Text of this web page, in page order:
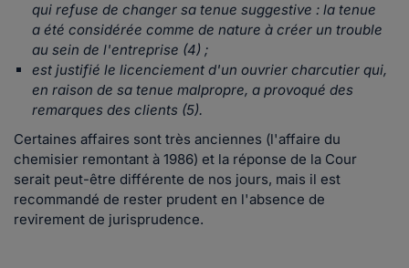
qui refuse de changer sa tenue suggestive : la tenue
a été considérée comme de nature à créer un trouble
au sein de l'entreprise (4) ;
est justifié le licenciement d'un ouvrier charcutier qui,
en raison de sa tenue malpropre, a provoqué des
remarques des clients (5).
Certaines affaires sont très anciennes (l'affaire du
chemisier remontant à 1986) et la réponse de la Cour
serait peut-être différente de nos jours, mais il est
recommandé de rester prudent en l'absence de
revirement de jurisprudence.